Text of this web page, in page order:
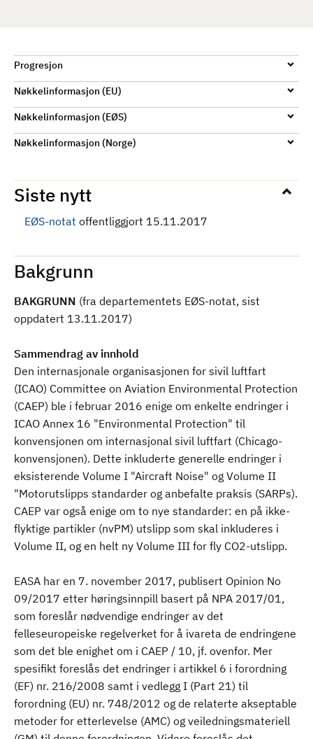
Progresjon
Nøkkelinformasjon (EU)
Nøkkelinformasjon (EØS)
Nøkkelinformasjon (Norge)
Siste nytt
EØS-notat offentliggjort 15.11.2017
Bakgrunn
BAKGRUNN (fra departementets EØS-notat, sist
oppdatert 13.11.2017)
Sammendrag av innhold
Den internasjonale organisasjonen for sivil luftfart
(ICAO) Committee on Aviation Environmental Protection
(CAEP) ble i februar 2016 enige om enkelte endringer i
ICAO Annex 16 "Environmental Protection" til
konvensjonen om internasjonal sivil luftfart (Chicago-
konvensjonen). Dette inkluderte generelle endringer i
eksisterende Volume I "Aircraft Noise" og Volume II
"Motorutslipps standarder og anbefalte praksis (SARPs).
CAEP var også enige om to nye standarder: en på ikke-
flyktige partikler (nvPM) utslipp som skal inkluderes i
Volume II, og en helt ny Volume III for fly CO2-utslipp.
EASA har en 7. november 2017, publisert Opinion No
09/2017 etter høringsinnpill basert på NPA 2017/01,
som foreslår nødvendige endringer av det
felleseuropeiske regelverket for å ivareta de endringene
som det ble enighet om i CAEP / 10, jf. ovenfor. Mer
spesifikt foreslås det endringer i artikkel 6 i forordning
(EF) nr. 216/2008 samt i vedlegg I (Part 21) til
forordning (EU) nr. 748/2012 og de relaterte akseptable
metoder for etterlevelse (AMC) og veiledningsmateriell